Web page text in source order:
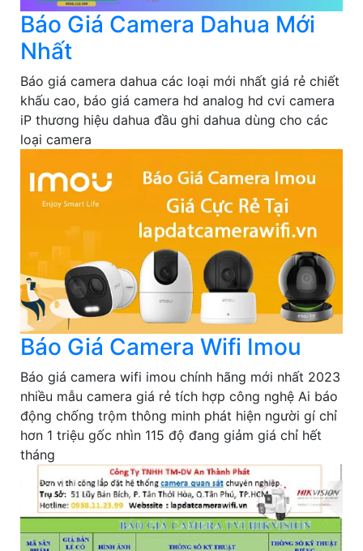
Báo Giá Camera Dahua Mới
Nhất
Báo giá camera dahua các loại mới nhất giá rẻ chiết
khấu cao, báo giá camera hd analog hd cvi camera
iP thương hiệu dahua đầu ghi dahua dùng cho các
loại camera
Báo Giá Camera Wifi Imou
Báo giá camera wifi imou chính hãng mới nhất 2023
nhiều mẫu camera giá rẻ tích hợp công nghệ Ai báo
động chống trộm thông minh phát hiện người gí chỉ
hơn 1 triệu gốc nhìn 115 độ đang giảm giá chỉ hết
tháng